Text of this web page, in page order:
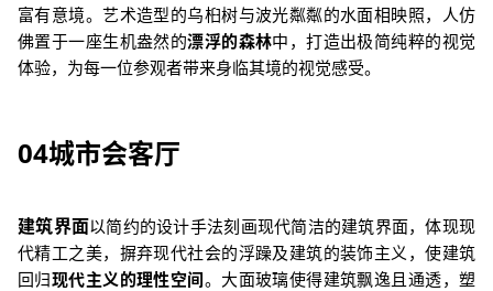
富有意境。艺术造型的乌桕树与波光粼粼的水面相映照，人仿
佛置于一座生机盎然的漂浮的森林中，打造出极简纯粹的视觉
体验，为每一位参观者带来身临其境的视觉感受。
04城市会客厅
建筑界面以简约的设计手法刻画现代简洁的建筑界面，体现现
代精工之美，摒弃现代社会的浮躁及建筑的装饰主义，使建筑
回归现代主义的理性空间。 大面玻璃使得建筑飘逸且通透，塑